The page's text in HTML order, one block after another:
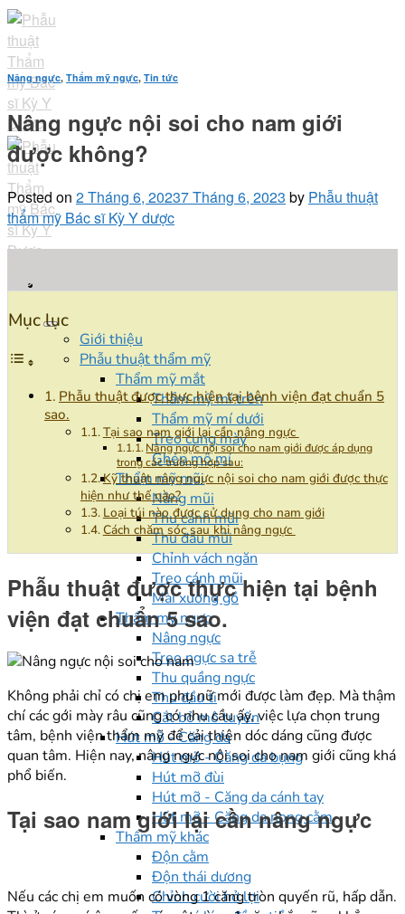
Skip
to
content
Giới thiệu
Phẫu thuật thẩm mỹ
Thẩm mỹ mắt
Thẩm mỹ mí trên
Thẩm mỹ mí dưới
Treo cung mày
Ghép mô mí
Thẩm mỹ mũi
Nâng mũi
Thu cánh mũi
Thu đầu mũi
Chỉnh vách ngăn
Treo cánh mũi
Mài xương gồ
Thẩm mỹ ngực
Nâng ngực
Treo ngực sa trễ
Thu quầng ngực
Thu đầu ti
Cắt bỏ mô tuyến
Hút mỡ - Căng da
Hút mỡ - Căng da bụng
Hút mỡ đùi
Hút mỡ - Căng da cánh tay
Hút mỡ - Căng da nọng cằm
Thẩm mỹ khác
Độn cằm
Độn thái dương
Chỉnh cười hở lợi
Nâng ngực, Thẩm mỹ ngực, Tin tức
Nâng ngực nội soi cho nam giới
được không?
Posted on 2 Tháng 6, 20237 Tháng 6, 2023 by Phẫu thuật
thẩm mỹ Bác sĩ Kỳ Y dược
Th6
Mục lục
Phẫu thuật được thực hiện tại bệnh viện đạt chuẩn 5
sao.
Tại sao nam giới lại cần nâng ngực
Nâng ngực nội soi cho nam giới được áp dụng
trong các trường hợp sau:
Kỹ thuật nâng ngực nội soi cho nam giới được thực
hiện như thế nào?
Loại túi nào được sử dụng cho nam giới
Cách chăm sóc sau khi nâng ngực
Phẫu thuật được thực hiện tại bệnh
viện đạt chuẩn 5 sao.
Không phải chỉ có chị em phụ nữ mới được làm đẹp. Mà thậm
chí các gới mày râu cũng có nhu cầu ấy, việc lựa chọn trung
tâm, bệnh viện thẩm mỹ để cải thiện dóc dáng cũng được
quan tâm. Hiện nay, nâng ngực nội soi cho nam giới cũng khá
phổ biến.
Tại sao nam giới lại cần nâng ngực
Nếu các chị em muốn có vòng 1 căng tròn quyến rũ, hấp dẫn.